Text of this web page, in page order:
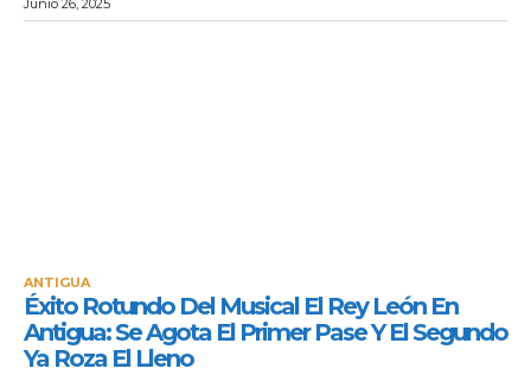
Junio 26, 2025
ANTIGUA
Éxito Rotundo Del Musical El Rey León En
Antigua: Se Agota El Primer Pase Y El Segundo
Ya Roza El Lleno